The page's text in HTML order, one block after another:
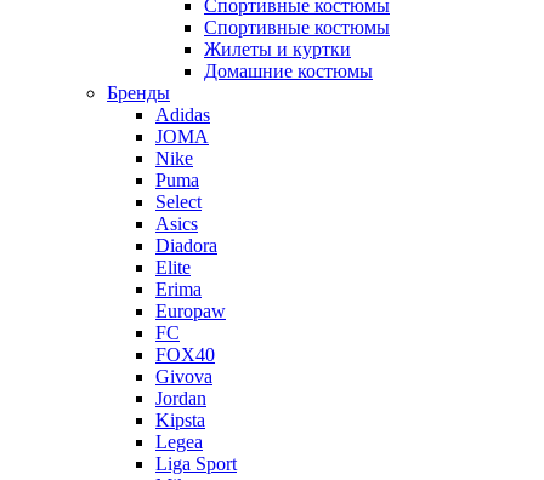
Спортивные костюмы
Спортивные костюмы
Жилеты и куртки
Домашние костюмы
Бренды
Adidas
JOMA
Nike
Puma
Select
Asics
Diadora
Elite
Erima
Europaw
FC
FOX40
Givova
Jordan
Kipsta
Legea
Liga Sport